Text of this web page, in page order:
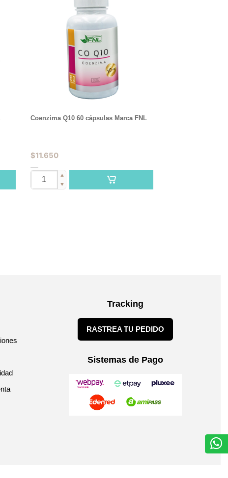
Coenzima Q10 60 cápsulas Marca FNL
$11.650
▲
▼
Tracking
RASTREA TU PEDIDO
Sistemas de Pago